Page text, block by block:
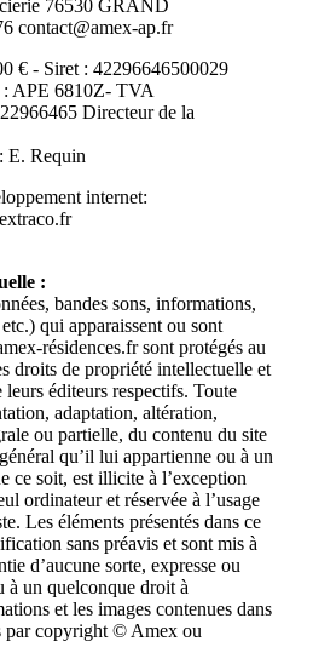
76530 GRAND
contact@amex-ap.fr
€ - Siret : 42296646500029
APE 6810Z- TVA
Directeur de la
E. Requin
internet:
:
bandes sons, informations,
qui apparaissent ou sont
résidences.fr sont protégés au
droits de propriété intellectuelle et
éditeurs respectifs. Toute
adaptation, altération,
ou partielle, du contenu du site
qu’il lui appartienne ou à un
ce soit, est illicite à l’exception
ordinateur et réservée à l’usage
Les éléments présentés dans ce
sans préavis et sont mis à
d’aucune sorte, expresse ou
à un quelconque droit à
et les images contenues dans
par copyright © Amex ou